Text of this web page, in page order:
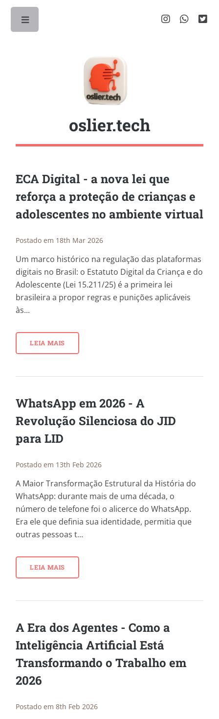
oslier.tech
ECA Digital - a nova lei que
reforça a proteção de crianças e
adolescentes no ambiente virtual
Postado em 18th Mar 2026
Um marco histórico na regulação das plataformas
digitais no Brasil: o Estatuto Digital da Criança e do
Adolescente (Lei 15.211/25) é a primeira lei
brasileira a propor regras e punições aplicáveis
às...
LEIA MAIS
WhatsApp em 2026 - A
Revolução Silenciosa do JID
para LID
Postado em 13th Feb 2026
A Maior Transformação Estrutural da História do
WhatsApp: durante mais de uma década, o
número de telefone foi o alicerce do WhatsApp.
Era ele que definia sua identidade, permitia que
outras pessoas t...
LEIA MAIS
A Era dos Agentes - Como a
Inteligência Artificial Está
Transformando o Trabalho em
2026
Postado em 8th Feb 2026